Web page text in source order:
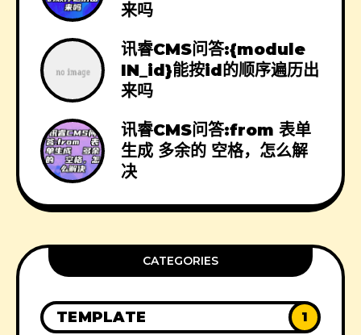
来吗
讯睿CMS问答:{module
IN_id}能按id的顺序遍历出
来吗
讯睿CMS问答:from 表单
生成 多余的 空格，怎么解
决
CATEGORIES
TEMPLATE 1